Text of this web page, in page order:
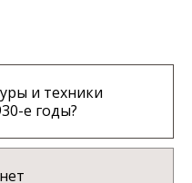
и техники
е годы?